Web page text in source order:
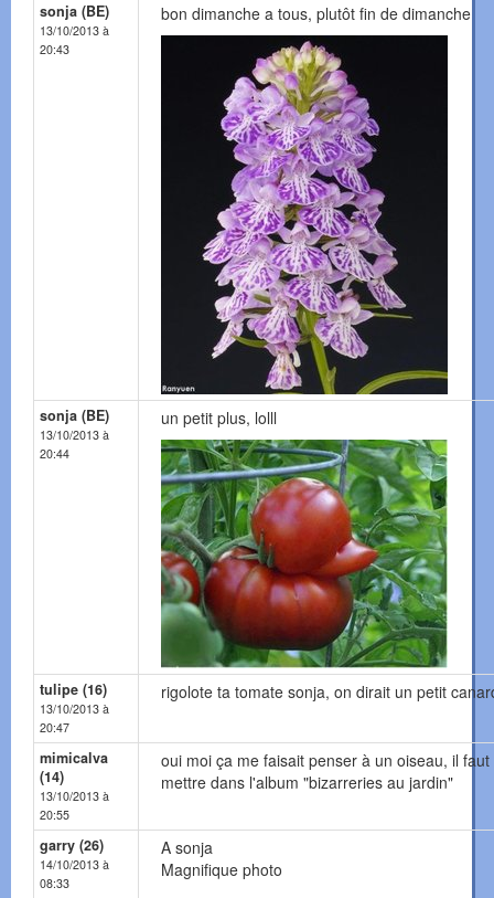
sonja (BE)
13/10/2013 à
20:43
bon dimanche a tous, plutôt fin de dimanche
sonja (BE)
13/10/2013 à
20:44
un petit plus, lolll
tulipe (16)
13/10/2013 à
20:47
rigolote ta tomate sonja, on dirait un petit
mimicalva
(14)
13/10/2013 à
20:55
oui moi ça me faisait penser à un oiseau, il faut
mettre dans l'album "bizarreries au jardin"
garry (26)
14/10/2013 à
08:33
A sonja
Magnifique photo